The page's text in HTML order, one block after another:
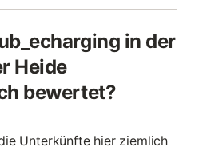
in der
Heide
bewertet?
Unterkünfte hier ziemlich